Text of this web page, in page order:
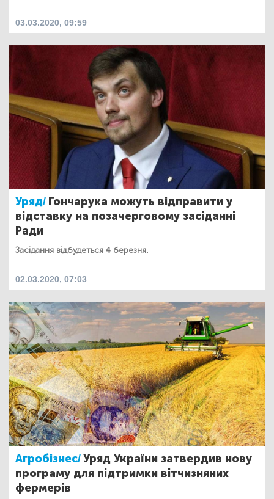
03.03.2020, 09:59
Уряд/ Гончарука можуть відправити у
відставку на позачерговому засіданні
Ради
Засідання відбудеться 4 березня.
02.03.2020, 07:03
Агробізнес/Уряд України затвердив нову
програму для підтримки вітчизняних
фермерів